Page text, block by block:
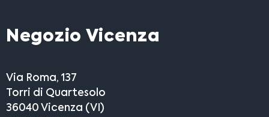
Negozio Vicenza
Via Roma, 137
Torri di Quartesolo
36040 Vicenza (VI)